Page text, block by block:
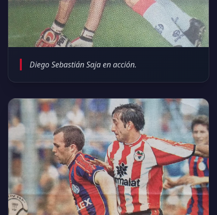
Diego Sebastián Saja en acción.